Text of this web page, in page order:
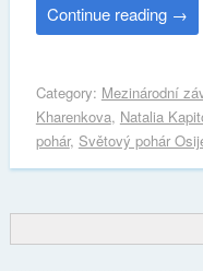
Continue reading →
Category: Mezinárodní
Kharenkova, Natalia
pohár, Světový pohár